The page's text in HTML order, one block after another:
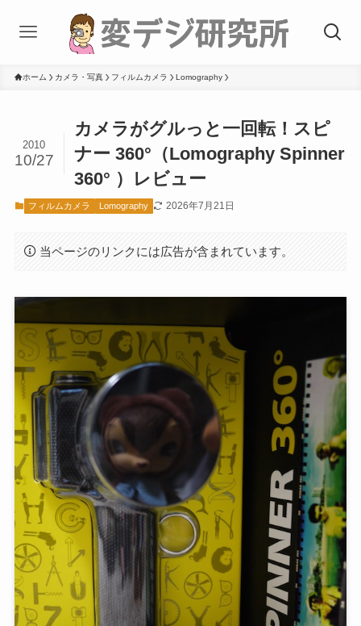
ホーム カメラ・写真 フィルムカメラ Lomography
カメラがグルっと一回転！スピ
ナー 360°（Lomography Spinner
360° ）レビュー
2010
10/27
フィルムカメラ Lomography 2026年7月21日
当ページのリンクには広告が含まれています。